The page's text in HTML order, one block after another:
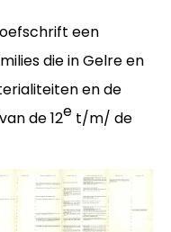
een
die in Gelre en
en de
de 12e t/m/ de